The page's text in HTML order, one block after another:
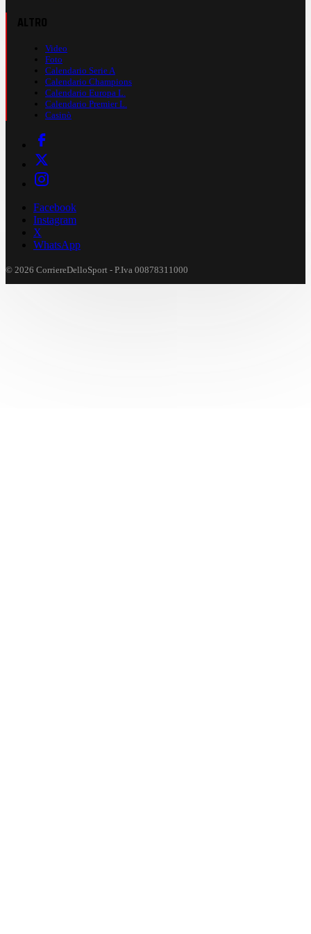
Video
Foto
Calendario Serie A
Calendario Champions
Calendario Europa L.
Calendario Premier L.
Casinò
Facebook
Instagram
X
WhatsApp
© 2026 CorriereDelloSport - P.Iva 00878311000